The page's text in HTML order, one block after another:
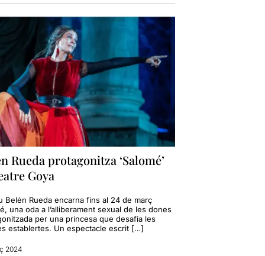
Rueda protagonitza ‘Salomé’
Goya
Belén Rueda encarna fins al 24 de març
una oda a l’alliberament sexual de les dones
per una princesa que desafia les
establertes. Un espectacle escrit […]
2024